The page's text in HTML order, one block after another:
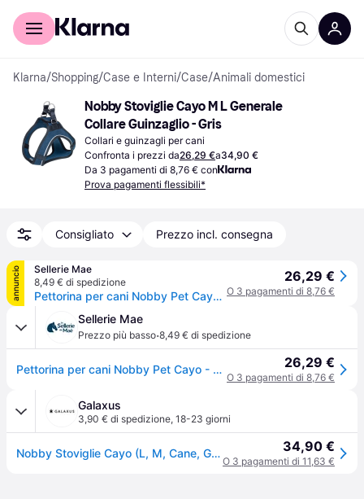
Per il tuo shopping
Klarna/Shopping/Case e Interni/Case/Animali domestici
Nobby Stoviglie Cayo M L Generale
Collare Guinzaglio - Gris
Collari e guinzagli per cani
Confronta i prezzi da26,29 €a34,90 €
Da 3 pagamenti di 8,76 € con
Prova pagamenti flessibili*
Consigliato Prezzo incl. consegna
annuncio
Sellerie Mae
8,49 € di spedizione
Pettorina per cani Nobby Pet Cayo - Gris
26,29 €
O 3 pagamenti di 8,76 €
Sellerie Mae
Prezzo più basso·8,49 € di spedizione
Pettorina per cani Nobby Pet Cayo - Gris 26,29 €
O 3 pagamenti di 8,76 €
Galaxus
3,90 € di spedizione, 18-23 giorni
Nobby Stoviglie Cayo (L, M, Cane, Generale), Collare + Guinzaglio 34,90 €
O 3 pagamenti di 11,63 €